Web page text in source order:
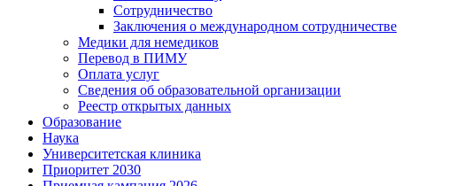
Сотрудничество
Заключения о международном сотрудничестве
Медики для немедиков
Перевод в ПИМУ
Оплата услуг
Сведения об образовательной организации
Реестр открытых данных
Образование
Наука
Университетская клиника
Приоритет 2030